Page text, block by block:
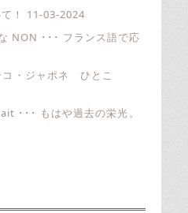
！
11-03-2024
NON ･･･ フランス語で応
コ・ジャポネ ひとこ
･･･ もはや過去の栄光。